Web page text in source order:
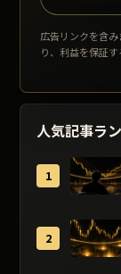
広告リンクを含
り、利益を保証す
人気記事ラ